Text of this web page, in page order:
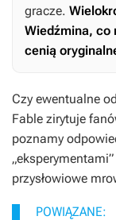
gracze.
Wiedźmina, co
cenią
Czy ewentualne
Fable zirytuje
poznamy
przysłowiowe
POWIĄZANE: